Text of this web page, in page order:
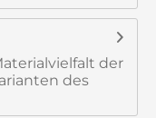
der
des